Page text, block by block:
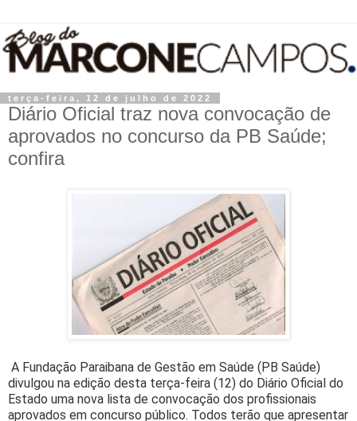
terça-feira, 12 de julho de 2022
Diário Oficial traz nova convocação de
aprovados no concurso da PB Saúde;
confira
A Fundação Paraibana de Gestão em Saúde (PB Saúde)
divulgou na edição desta terça-feira (12) do Diário Oficial do
Estado uma nova lista de convocação dos profissionais
aprovados em concurso público. Todos terão que apresentar